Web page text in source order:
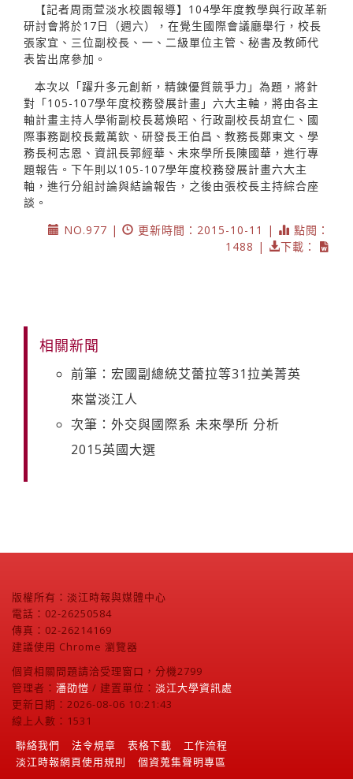
【記者周雨萱淡水校園報導】104學年度教學與行政革新
研討會將於17日（週六），在覺生國際會議廳舉行，校長
張家宜、三位副校長、一、二級單位主管、秘書及教師代
表皆出席參加。
本次以「躍升多元創新，精鍊優質競爭力」為題，將針
對「105-107學年度校務發展計畫」六大主軸，將由各主
軸計畫主持人學術副校長葛煥昭、行政副校長胡宜仁、國
際事務副校長戴萬欽、研發長王伯昌、教務長鄭東文、學
務長柯志恩、資訊長郭經華、未來學所長陳國華，進行專
題報告。下午則以105-107學年度校務發展計畫六大主
軸，進行分組討論與結論報告，之後由張校長主持綜合座
談。
NO.977 |
更新時間：2015-10-11 |
點閱：
1488 |
下載：
相關新聞
前筆：宏國副總統艾蕾拉等31拉美菁英
來當淡江人
次筆：外交與國際系 未來學所 分析
2015英國大選
版權所有：淡江時報與媒體中心
電話：02-26250584
傳真：02-26214169
建議使用 Chrome 瀏覽器
個資相關問題請洽受理窗口，分機2799
管理者： 潘劭愷 / 建置單位： 淡江大學資訊處
更新日期：2026-08-06 10:21:43
線上人數：1531
聯絡我們
法令規章 表格下載
工作流程
淡江時報網頁使用規則
個資蒐集聲明專區